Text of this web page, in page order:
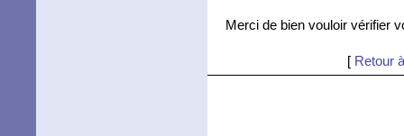
Merci de bien vouloir vérifier
[ Retour